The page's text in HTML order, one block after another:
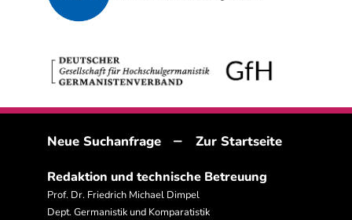
Neue Suchanfrage – Zur Startseite
Redaktion und technische Betreuung
Prof. Dr. Friedrich Michael Dimpel
Dept. Germanistik und Komparatistik